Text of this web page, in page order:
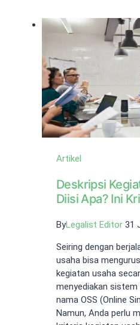
Terbaik
Artikel
Deskripsi
Diisi Apa? Ini
ByLegalist Editor 31
Seiring dengan
usaha bisa
kegiatan usaha
menyediakan sistem
nama OSS (Online
Namun, Anda perlu